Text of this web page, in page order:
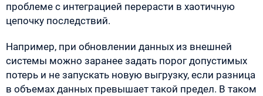
проблеме с интеграцией перерасти в хаотичную
цепочку последствий.
Например, при обновлении данных из внешней
системы можно заранее задать порог допустимых
потерь и не запускать новую выгрузку, если разница
в объемах данных превышает такой предел. В таком